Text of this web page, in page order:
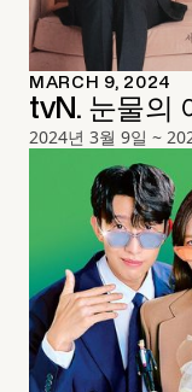
MARCH 9, 2024
tvN. 눈물의
2024년 3월 9일 ~